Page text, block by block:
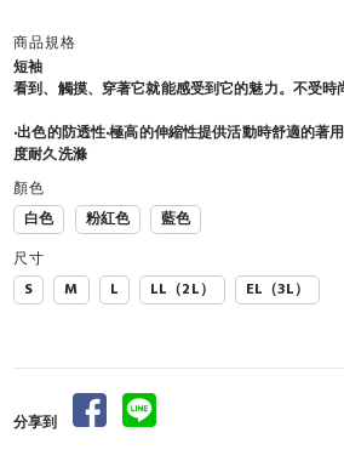
商品規格
短袖
看到、觸摸、穿著它就能感受到它的魅力。不受時
‧出色的防透性‧極高的伸縮性提供活動時舒適的著
度耐久洗滌
顏色
白色 粉紅色 藍色
尺寸
S M L LL（2L） EL（3L）
分享到